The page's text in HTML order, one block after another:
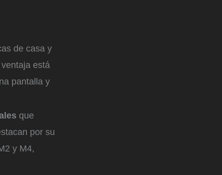
de casa y
está
pantalla y
que
por su
y M4,